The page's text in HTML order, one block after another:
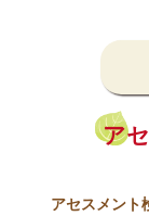
ア
アセスメント